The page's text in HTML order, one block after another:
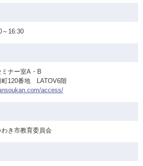
～16:30
ナー室A・B
町120番地 LATOV6階
access/
わき市教育委員会